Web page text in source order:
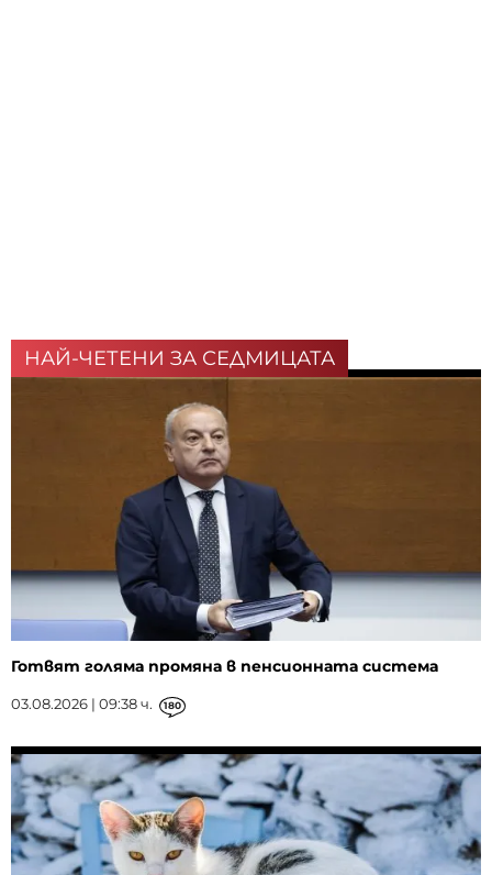
НАЙ-ЧЕТЕНИ ЗА СЕДМИЦАТА
Готвят голяма промяна в пенсионната система
03.08.2026 | 09:38 ч. 180